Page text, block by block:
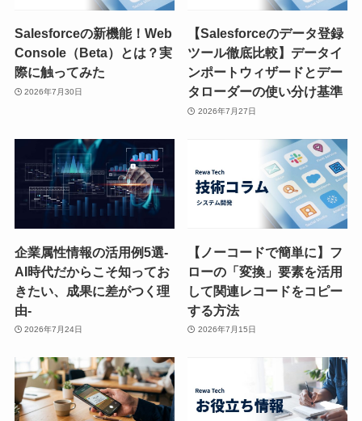
Salesforceの新機能！Web
Console（Beta）とは？実
際に触ってみた
2026年7月30日
【Salesforceのデータ登録
ツール徹底比較】データイ
ンポートウィザードとデー
タローダーの使い分け基準
2026年7月27日
企業属性情報の活用例5選-
AI時代だからこそ知ってお
きたい、成果に差がつく理
由-
2026年7月24日
【ノーコードで簡単に】フ
ローの「変換」要素を活用
して関連レコードをコピー
する方法
2026年7月15日